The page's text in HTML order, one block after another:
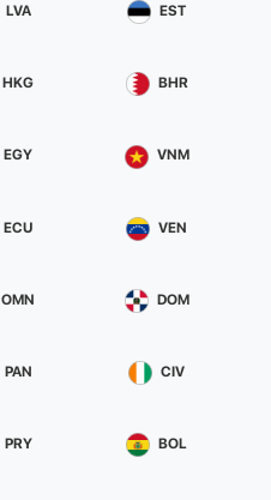
LVA EST
HKG BHR
EGY VNM
ECU VEN
OMN DOM
PAN CIV
PRY BOL